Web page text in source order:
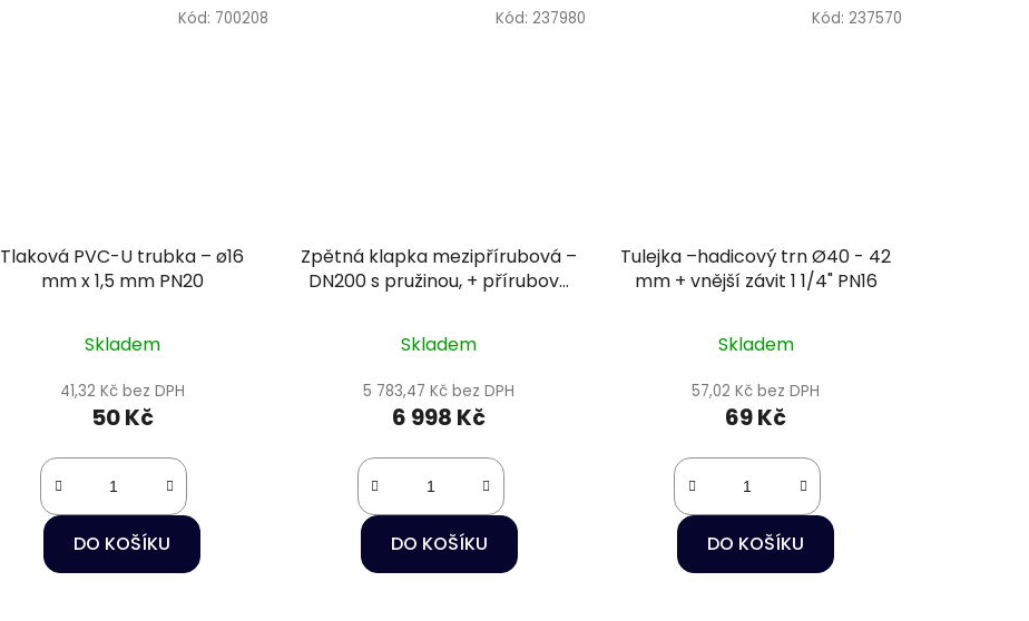
Tlaková PVC-U trubka – ø16
mm x 1,5 mm PN20
Skladem
41,32 Kč bez DPH
50 Kč
DO KOŠÍKU
Kód: 700208
Zpětná klapka mezipřírubová –
DN200 s pružinou, + přírubový
Skladem
5 783,47 Kč bez DPH
6 998 Kč
DO KOŠÍKU
Kód: 237980
Tulejka –hadicový trn Ø40 - 42
mm + vnější závit 1 1/4" PN16
Skladem
57,02 Kč bez DPH
69 Kč
DO KOŠÍKU
Kód: 237570